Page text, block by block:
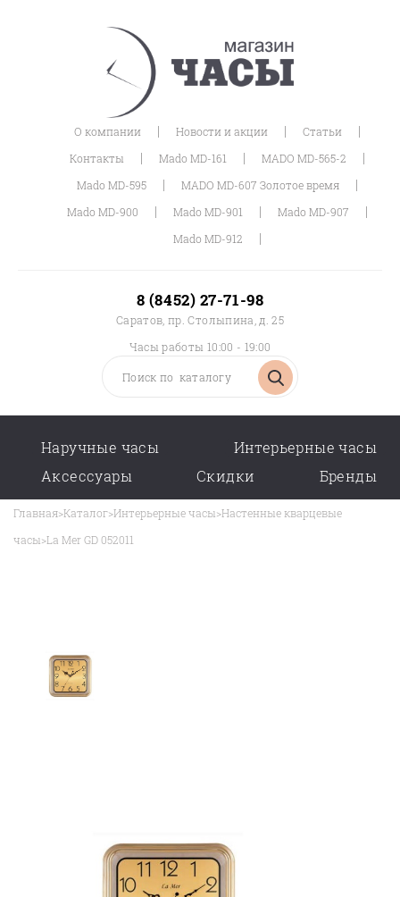
О компании | Новости и акции | Статьи |
Контакты | Mado MD-161 | MADO MD-565-2 |
Mado MD-595 | MADO MD-607 Золотое время |
Mado MD-900 | Mado MD-901 | Mado MD-907 |
Mado MD-912 |
8 (8452) 27-71-98
Саратов, пр. Столыпина, д. 25
Часы работы 10:00 - 19:00
Наручные часы
Интерьерные часы
Аксессуары
Скидки Бренды
Главная>Каталог>Интерьерные часы>Настенные кварцевые
часы>La Mer GD 052011